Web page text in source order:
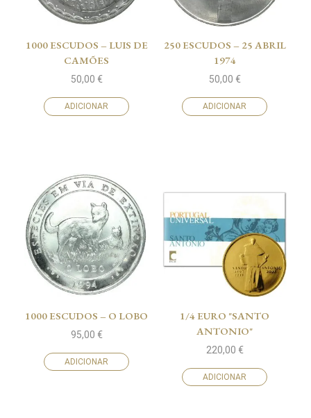
1000 ESCUDOS – LUIS DE
CAMÕES
50,00 €
ADICIONAR
250 ESCUDOS – 25 ABRIL
1974
50,00 €
ADICIONAR
1000 ESCUDOS – O LOBO
95,00 €
ADICIONAR
1/4 EURO "SANTO
ANTONIO"
220,00 €
ADICIONAR